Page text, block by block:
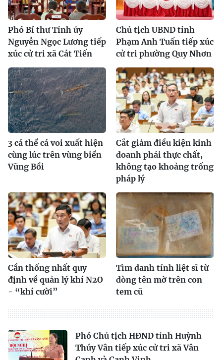
Phó Bí thư Tỉnh ủy
Nguyễn Ngọc Lương tiếp
xúc cử tri xã Cát Tiến
Chủ tịch UBND tỉnh
Phạm Anh Tuấn tiếp xúc
cử tri phường Quy Nhơn
3 cá thể cá voi xuất hiện
cùng lúc trên vùng biển
Vũng Bồi
Cắt giảm điều kiện kinh
doanh phải thực chất,
không tạo khoảng trống
pháp lý
Cần thống nhất quy
định về quản lý khí N2O
- “khí cười”
Tìm danh tính liệt sĩ từ
dòng tên mờ trên con
tem cũ
Phó Chủ tịch HĐND tỉnh Huỳnh
Thúy Vân tiếp xúc cử tri xã Vân